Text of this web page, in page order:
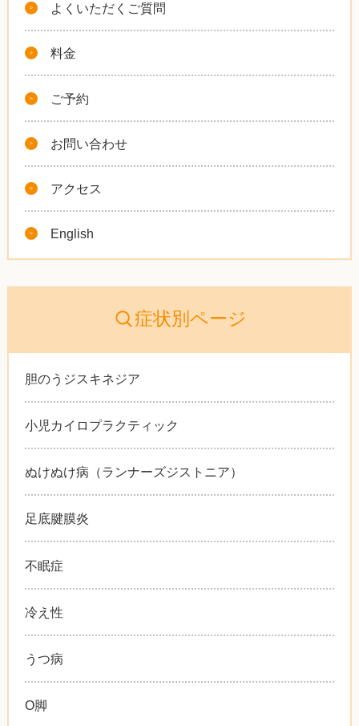
よくいただくご質問
料金
ご予約
お問い合わせ
アクセス
English
症状別ページ
胆のうジスキネジア
小児カイロプラクティック
ぬけぬけ病（ランナーズジストニア）
足底腱膜炎
不眠症
冷え性
うつ病
O脚